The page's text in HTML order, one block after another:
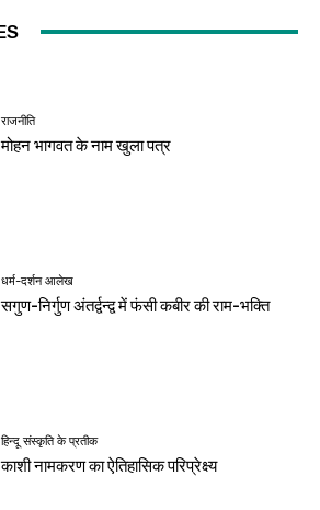
राजनीति
मोहन भागवत के नाम खुला पत्र
धर्म-दर्शन आलेख
सगुण-निर्गुण अंतर्द्वन्द्व में फंसी कबीर की राम-भक्ति
हिन्दू संस्कृति के प्रतीक
काशी नामकरण का ऐतिहासिक परिप्रेक्ष्य